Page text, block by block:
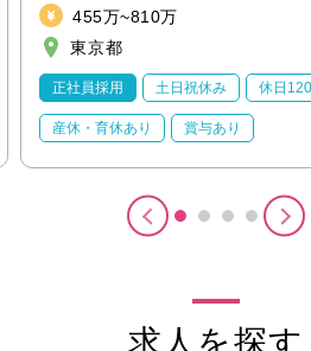
455万~810万
東京都
正社員採用 土日祝休み 休日
産休・育休あり 賞与あり
求人を探す